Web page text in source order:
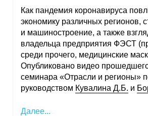
Как пандемия коронавируса
экономику различных регионов,
и машиностроение, а также
владельца предприятия ФЭСТ
среди прочего, медицинские
Опубликовано видео
семинара «Отрасли и регионы»
руководством Кувалина Д.Б. и
Далее...